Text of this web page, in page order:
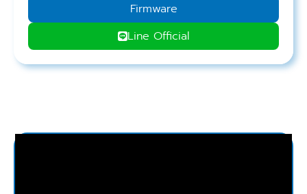
Firmware
Line Official